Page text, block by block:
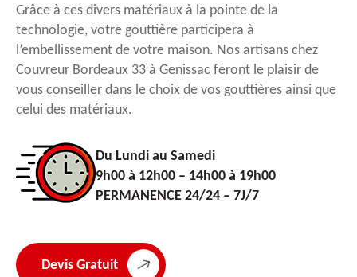
Grâce à ces divers matériaux à la pointe de la
technologie, votre gouttière participera à
l’embellissement de votre maison. Nos artisans chez
Couvreur Bordeaux 33 à Genissac feront le plaisir de
vous conseiller dans le choix de vos gouttières ainsi que
celui des matériaux.
Du Lundi au Samedi
9h00 à 12h00 – 14h00 à 19h00
PERMANENCE 24/24 – 7J/7
Devis Gratuit